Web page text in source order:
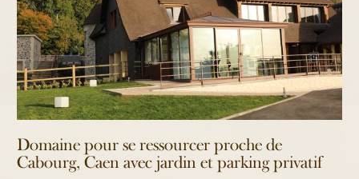
Domaine pour se ressourcer proche de
Cabourg, Caen avec jardin et parking privatif